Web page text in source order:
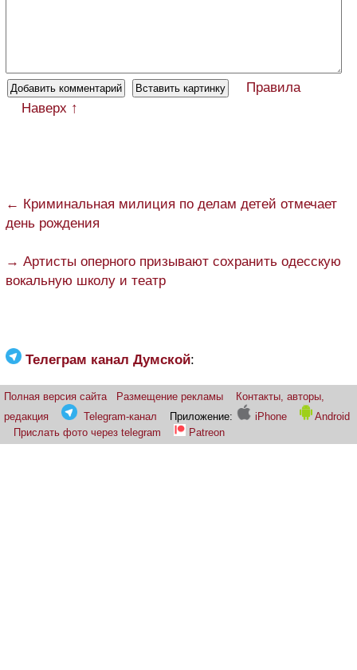
Правила
Наверх ↑
← Криминальная милиция по делам детей отмечает
день рождения
→ Артисты оперного призывают сохранить одесскую
вокальную школу и театр
Телеграм канал Думской:
Полная версия сайта Размещение рекламы
Контакты, авторы,
редакция
Telegram-канал Приложение: iPhone
Android
Прислать фото через telegram
Patreon